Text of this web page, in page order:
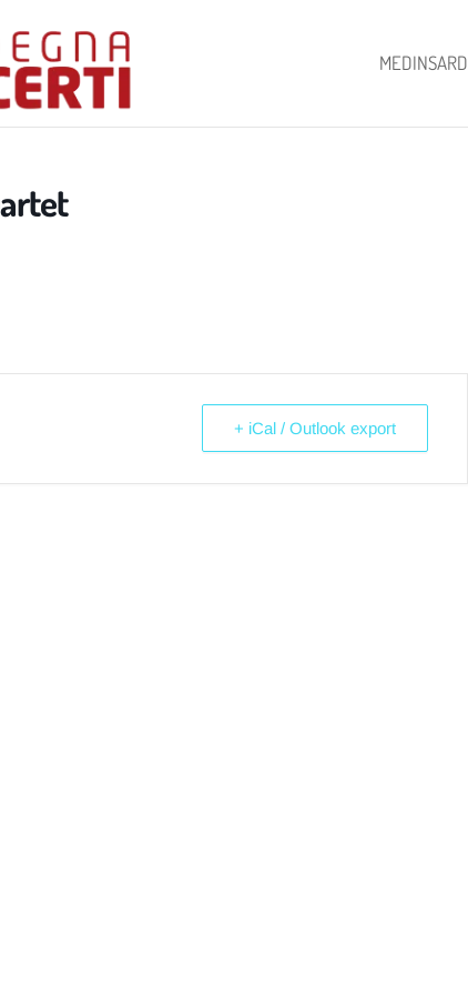
MEDINSARD
+ iCal / Outlook export